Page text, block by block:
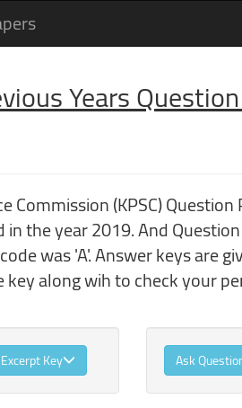
Years
(KPSC)
the year 2019. And
was 'A'. Answer keys are
along wih to check your
Excerpt Key Ask